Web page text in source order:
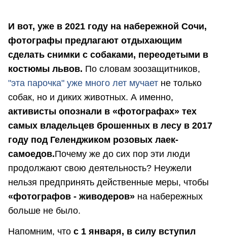
И вот, уже в 2021 году на набережной Сочи,
фотографы предлагают отдыхающим
сделать снимки с собаками, переодетыми в
костюмы львов. По словам зоозащитников,
"эта парочка" уже много лет мучает не только
собак, но и диких животных. А именно,
активисты опознали в «фотографах» тех
самых владельцев брошенных в лесу в 2017
году под Геленджиком розовых лаек-
самоедов.Почему же до сих пор эти люди
продолжают свою деятельность? Неужели
нельзя предпринять действенные меры, чтобы
«фотографов - живодеров» на набережных
больше не было.
Напомним, что с 1 января, в силу вступил